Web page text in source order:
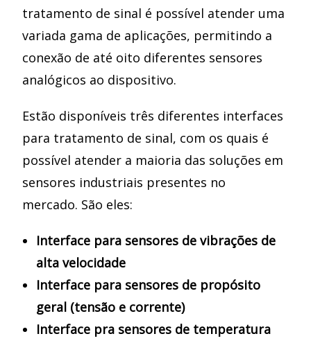
tratamento de sinal é possível atender uma
variada gama de aplicações, permitindo a
conexão de até oito diferentes sensores
analógicos ao dispositivo.
Estão disponíveis três diferentes interfaces
para tratamento de sinal, com os quais é
possível atender a maioria das soluções em
sensores industriais presentes no
mercado. São eles:
Interface para sensores de vibrações de
alta velocidade
Interface para sensores de propósito
geral (tensão e corrente)
Interface pra sensores de temperatura